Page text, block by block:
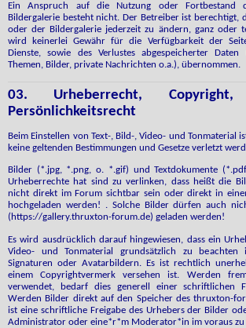
Ein Anspruch auf die Nutzung oder Fortbestand
Bildergalerie besteht nicht. Der Betreiber ist berechtigt,
oder der Bildergalerie jederzeit zu ändern, ganz oder
wird keinerlei Gewähr für die Verfügbarkeit der
Dienste, sowie des Verlustes abgespeicherter Daten
Themen, Bilder, private Nachrichten o.a.), übernommen.
03. Urheberrecht, Copyright,
Persönlichkeitsrecht
Beim Einstellen von Text-, Bild-, Video- und Tonmaterial
keine geltenden Bestimmungen und Gesetze verletzt
Bilder (*.jpg, *.png, o. *.gif) und Textdokumente
Urheberrechte hat sind zu verlinken, dass heißt die
nicht direkt im Forum sichtbar sein oder direkt in
hochgeladen werden! . Solche Bilder dürfen auch
(https://gallery.thruxton-forum.de) geladen werden!
Es wird ausdrücklich darauf hingewiesen, dass ein
Video- und Tonmaterial grundsätzlich zu
Signaturen oder Avatarbildern. Es ist rechtlich
einem Copyrightvermerk versehen ist. Werden
verwendet, bedarf dies generell einer schriftlichen
Werden Bilder direkt auf den Speicher des thruxton-
ist eine schriftliche Freigabe des Urhebers der Bilder
Administrator oder eine*r*m Moderator*in im voraus